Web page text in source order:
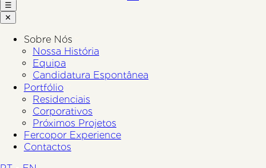
☰
✕
Sobre Nós
Nossa História
Equipa
Candidatura Espontânea
Portfólio
Residenciais
Corporativos
Próximos Projetos
Fercopor Experience
Contactos